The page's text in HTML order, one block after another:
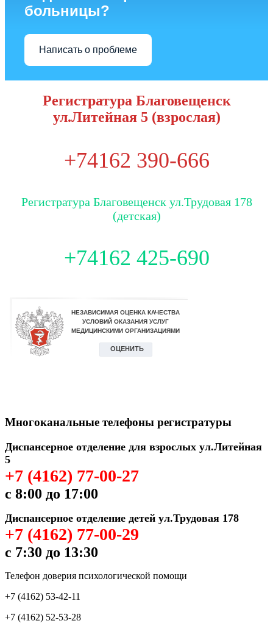
больницы?
Написать о проблеме
Регистратура Благовещенск
ул.Литейная 5 (взрослая)
+74162 390-666
Регистратура Благовещенск ул.Трудовая 178
(детская)
+74162 425-690
Многоканальные телефоны регистратуры
Диспансерное отделение для взрослых ул.Литейная
5
+7 (4162) 77-00-27
с 8:00 до 17:00
Диспансерное отделение детей ул.Трудовая 178
+7 (4162) 77-00-29
с 7:30 до 13:30
Телефон доверия психологической помощи
+7 (4162) 53-42-11
+7 (4162) 52-53-28